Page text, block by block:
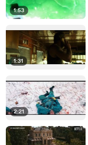
1:53
1:31
2:21